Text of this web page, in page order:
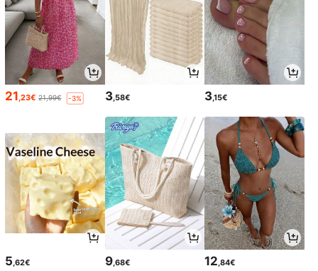
21,23€ 21,99€ -3% 3,58€ 3,15€
5,62€ 9,68€ 12,84€